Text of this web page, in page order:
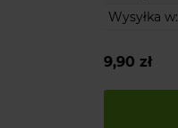
Wysyłka w:
9,90 zł